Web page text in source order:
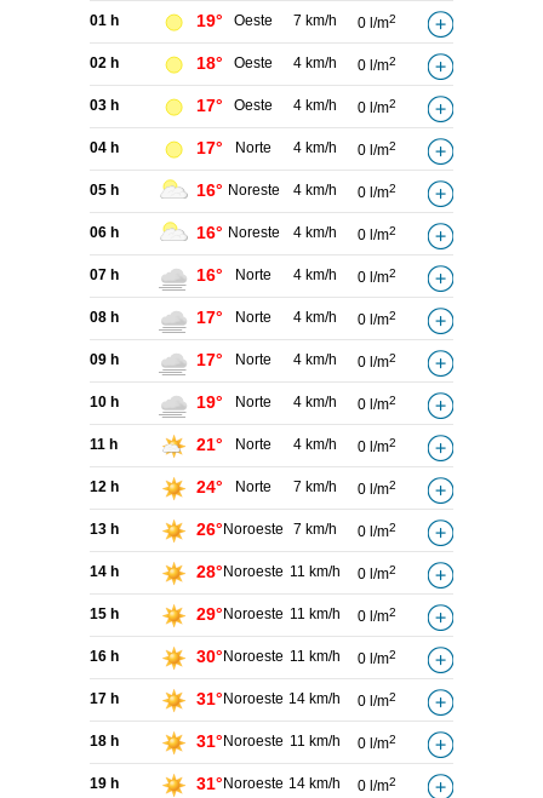
01 h 19° Oeste 7 km/h 0 l/m2
02 h 18° Oeste 4 km/h 0 l/m2
03 h 17° Oeste 4 km/h 0 l/m2
04 h 17° Norte 4 km/h 0 l/m2
05 h 16° Noreste 4 km/h 0 l/m2
06 h 16° Noreste 4 km/h 0 l/m2
07 h 16° Norte 4 km/h 0 l/m2
08 h 17° Norte 4 km/h 0 l/m2
09 h 17° Norte 4 km/h 0 l/m2
10 h 19° Norte 4 km/h 0 l/m2
11 h 21° Norte 4 km/h 0 l/m2
12 h 24° Norte 7 km/h 0 l/m2
13 h 26° Noroeste 7 km/h 0 l/m2
14 h 28° Noroeste 11 km/h 0 l/m2
15 h 29° Noroeste 11 km/h 0 l/m2
16 h 30° Noroeste 11 km/h 0 l/m2
17 h 31° Noroeste 14 km/h 0 l/m2
18 h 31° Noroeste 11 km/h 0 l/m2
19 h 31° Noroeste 14 km/h 0 l/m2